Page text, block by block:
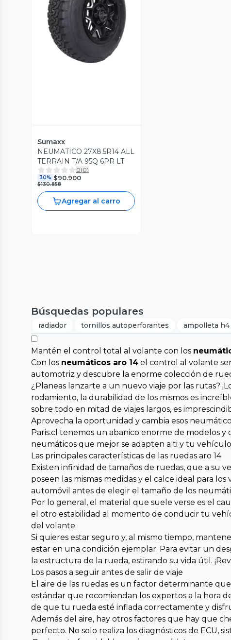
Vista Previa
Sumaxx
NEUMATICO 27X8.5R14 ALL
TERRAIN T/A 95Q 6PR LT
0(0)
30% $90.900
$130.858
Agregar al carro
Búsquedas populares
radiador tornillos autoperforantes ampolleta h4
Mantén el control total al volante con los
Con los neumáticos aro 14 el control al volante
automotriz y descubre la enorme colección de
¿Planeas lanzarte a un nuevo viaje por las rutas?
rodamiento, la durabilidad de los mismos es
sobre todo en mitad de viajes largos, es
Aprovecha la oportunidad y cambia esos
Paris.cl tenemos un abanico enorme de modelos
neumáticos que mejor se adapten a ti y tu
Las principales características de las ruedas aro 14
Existen infinidad de tamaños de ruedas, que a su
poseen las mismas medidas y el calce ideal para
automóvil antes de elegir el tamaño de los
Por lo general, el material que suele verse es el
el otro estabilidad al momento de conducir tu
del volante.
Si quieres estar seguro y, al mismo tiempo,
estar en una condición ejemplar. Para evitar un
la estructura de la rueda, estirando su vida útil.
Los pasos a seguir antes de salir de viaje
El aire de las ruedas es un factor determinante
estándar que recomiendan los expertos a la hora
de que tu rueda esté inflada correctamente y
Además del aire, hay otros factores que hay que
perfecto. No solo realiza los diagnósticos de ECU,